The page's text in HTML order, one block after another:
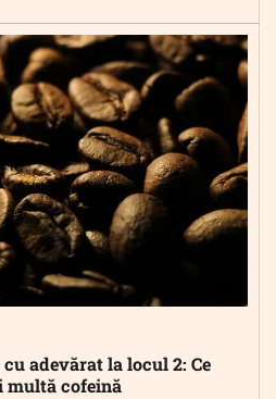
adevărat la locul 2: Ce
multă cofeină